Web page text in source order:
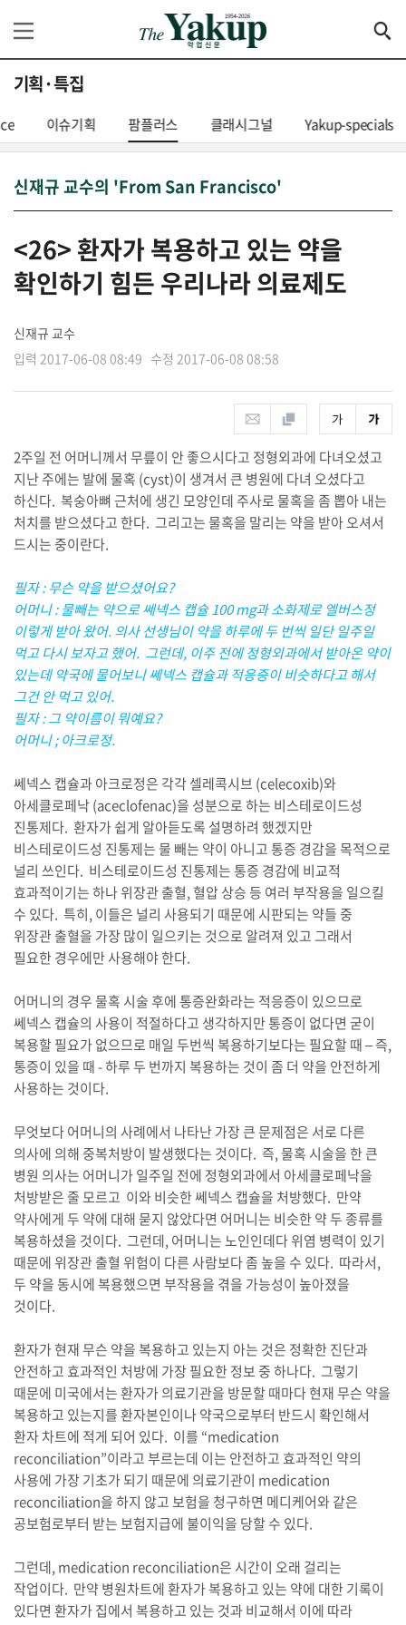
기획·특집
이슈기획 팜플러스 클래시그널 Yakup-specials
신재규 교수의 'From San Francisco'
<26> 환자가 복용하고 있는 약을
확인하기 힘든 우리나라 의료제도
신재규 교수
입력 2017-06-08 08:49 수정 2017-06-08 08:58
2주일 전 어머니께서 무릎이 안 좋으시다고 정형외과에 다녀오셨고
지난 주에는 발에 물혹 (cyst)이 생겨서 큰 병원에 다녀 오셨다고
하신다. 복숭아뼈 근처에 생긴 모양인데 주사로 물혹을 좀 뽑아 내는
처치를 받으셨다고 한다. 그리고는 물혹을 말리는 약을 받아 오셔서
드시는 중이란다.
필자 : 무슨 약을 받으셨어요?
어머니 : 물빼는 약으로 쎄넥스 캡슐 100 mg과 소화제로 엘버스정
이렇게 받아 왔어. 의사 선생님이 약을 하루에 두 번씩 일단 일주일
먹고 다시 보자고 했어. 그런데, 이주 전에 정형외과에서 받아온 약이
있는데 약국에 물어보니 쎄넥스 캡슐과 적응증이 비슷하다고 해서
그건 안 먹고 있어.
필자 : 그 약이름이 뭐예요?
어머니 ; 아크로정.
쎄넥스 캡슐과 아크로정은 각각 셀레콕시브 (celecoxib)와
아세클로페낙 (aceclofenac)을 성분으로 하는 비스테로이드성
진통제다. 환자가 쉽게 알아듣도록 설명하려 했겠지만
비스테로이드성 진통제는 물 빼는 약이 아니고 통증 경감을 목적으로
널리 쓰인다. 비스테로이드성 진통제는 통증 경감에 비교적
효과적이기는 하나 위장관 출혈, 혈압 상승 등 여러 부작용을 일으킬
수 있다. 특히, 이들은 널리 사용되기 때문에 시판되는 약들 중
위장관 출혈을 가장 많이 일으키는 것으로 알려져 있고 그래서
필요한 경우에만 사용해야 한다.
어머니의 경우 물혹 시술 후에 통증완화라는 적응증이 있으므로
쎄넥스 캡슐의 사용이 적절하다고 생각하지만 통증이 없다면 굳이
복용할 필요가 없으므로 매일 두번씩 복용하기보다는 필요할 때 – 즉,
통증이 있을 때 - 하루 두 번까지 복용하는 것이 좀 더 약을 안전하게
사용하는 것이다.
무엇보다 어머니의 사례에서 나타난 가장 큰 문제점은 서로 다른
의사에 의해 중복처방이 발생했다는 것이다. 즉, 물혹 시술을 한 큰
병원 의사는 어머니가 일주일 전에 정형외과에서 아세클로페낙을
처방받은 줄 모르고 이와 비슷한 쎄넥스 캡슐을 처방했다. 만약
약사에게 두 약에 대해 묻지 않았다면 어머니는 비슷한 약 두 종류를
복용하셨을 것이다. 그런데, 어머니는 노인인데다 위염 병력이 있기
때문에 위장관 출혈 위험이 다른 사람보다 좀 높을 수 있다. 따라서,
두 약을 동시에 복용했으면 부작용을 겪을 가능성이 높아졌을
것이다.
환자가 현재 무슨 약을 복용하고 있는지 아는 것은 정확한 진단과
안전하고 효과적인 처방에 가장 필요한 정보 중 하나다. 그렇기
때문에 미국에서는 환자가 의료기관을 방문할 때마다 현재 무슨 약을
복용하고 있는지를 환자본인이나 약국으로부터 반드시 확인해서
환자 차트에 적게 되어 있다. 이를 “medication
reconciliation”이라고 부르는데 이는 안전하고 효과적인 약의
사용에 가장 기초가 되기 때문에 의료기관이 medication
reconciliation을 하지 않고 보험을 청구하면 메디케어와 같은
공보험로부터 받는 보험지급에 불이익을 당할 수 있다.
그런데, medication reconciliation은 시간이 오래 걸리는
작업이다. 만약 병원차트에 환자가 복용하고 있는 약에 대한 기록이
있다면 환자가 집에서 복용하고 있는 것과 비교해서 이에 따라